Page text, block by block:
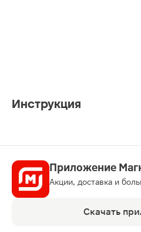
Инструкция
Приложение
Акции, доставка и
Скачать